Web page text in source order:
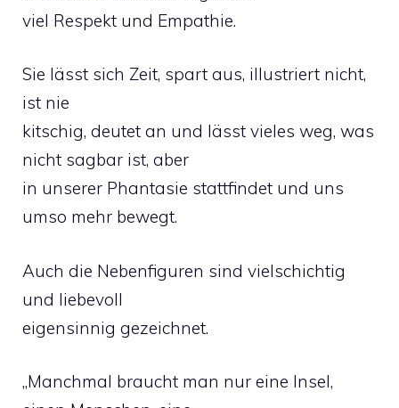
viel Respekt und Empathie.
Sie lässt sich Zeit, spart aus, illustriert nicht,
ist nie
kitschig, deutet an und lässt vieles weg, was
nicht sagbar ist, aber
in unserer Phantasie stattfindet und uns
umso mehr bewegt.
Auch die Nebenfiguren sind vielschichtig
und liebevoll
eigensinnig gezeichnet.
„Manchmal braucht man nur eine Insel,